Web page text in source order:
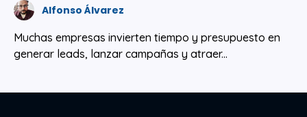
Alfonso Álvarez
Muchas empresas invierten tiempo y presupuesto en
generar leads, lanzar campañas y atraer...